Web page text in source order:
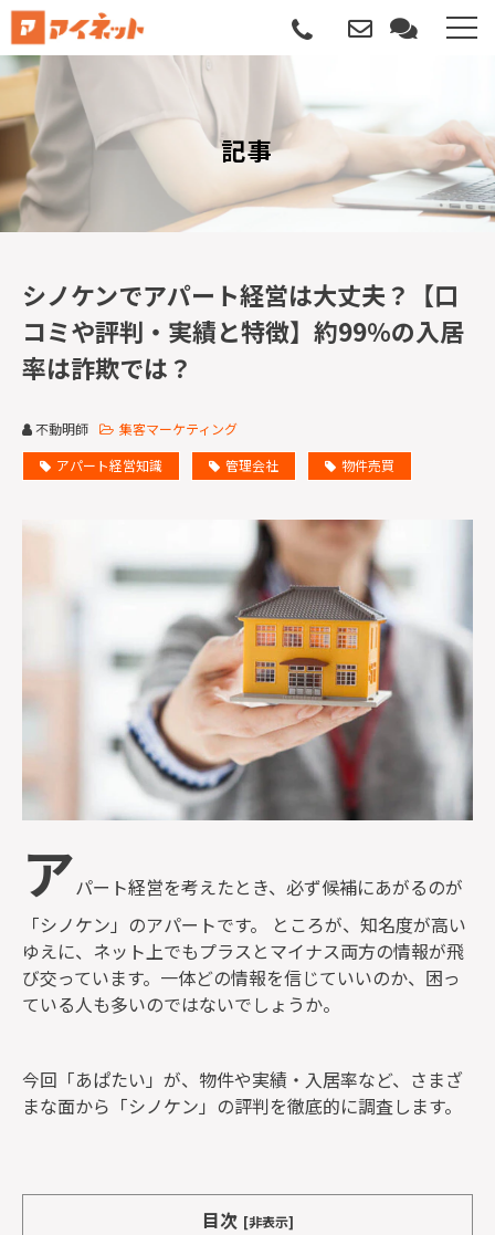
選ばれる理由
導入について
サポートについて
記事
サービス説明動画
監修者一覧
記事
シノケンでアパート経営は大丈夫？【口
コミや評判・実績と特徴】約99％の入居
率は詐欺では？
不動明師
集客マーケティング
アパート経営知識
管理会社 物件売買
アパート経営を考えたとき、必ず候補にあがるのが
「シノケン」のアパートです。 ところが、知名度が高い
ゆえに、ネット上でもプラスとマイナス両方の情報が飛
び交っています。一体どの情報を信じていいのか、困っ
ている人も多いのではないでしょうか。
今回「あぱたい」が、物件や実績・入居率など、さまざ
まな面から「シノケン」の評判を徹底的に調査します。
目次 [非表示]